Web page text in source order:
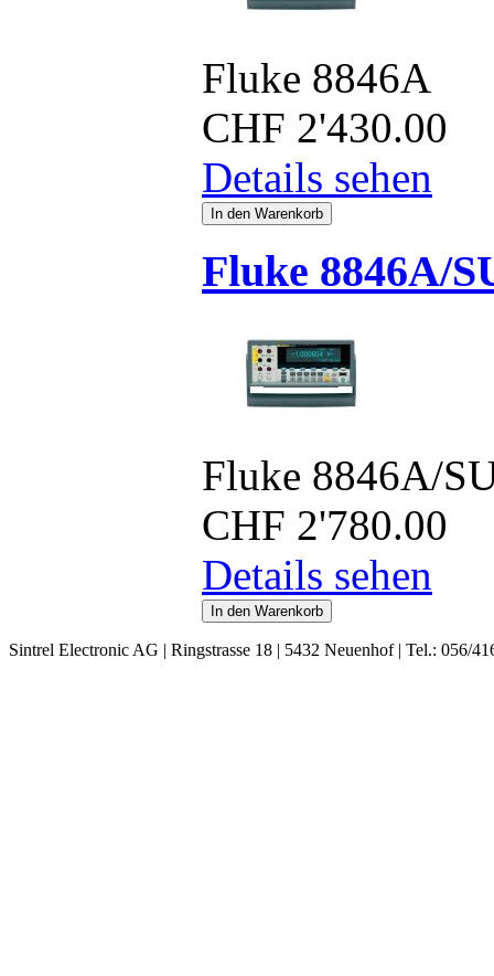
Fluke 8846A
CHF 2'430.00
Details sehen
Fluke 8846A/
Fluke 8846A/
CHF 2'780.00
Details sehen
Sintrel Electronic AG | Ringstrasse 18 | 5432 Neuenhof | Tel.: 056/